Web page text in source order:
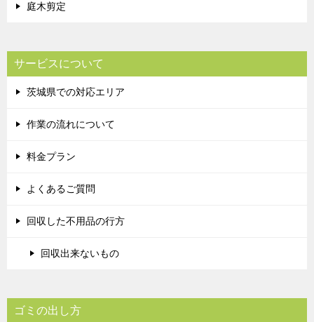
庭木剪定
サービスについて
茨城県での対応エリア
作業の流れについて
料金プラン
よくあるご質問
回収した不用品の行方
回収出来ないもの
ゴミの出し方